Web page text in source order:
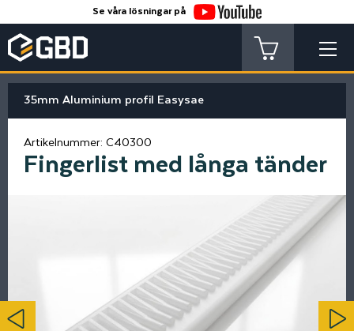
Se våra lösningar på
35mm Aluminium profil Easysae
Artikelnummer: C40300
Fingerlist med långa tänder